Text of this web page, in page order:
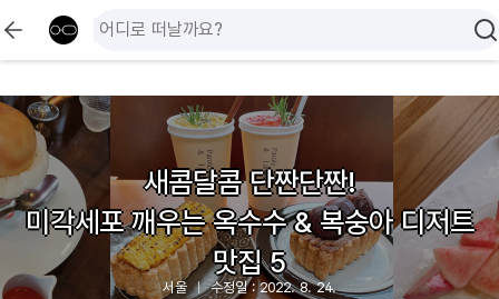
새콤달콤 단짠단짠!
미각세포 깨우는 옥수수 & 복숭아 디저트
맛집 5
서울 수정일 : 2022. 8. 24.